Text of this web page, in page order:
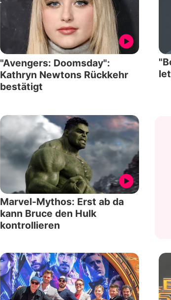
"Avengers: Doomsday":
Kathryn Newtons Rückkehr
bestätigt
Marvel-Mythos: Erst ab da
kann Bruce den Hulk
kontrollieren